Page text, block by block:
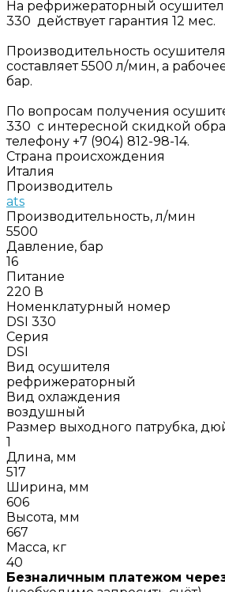
На рефрижераторный
330 действует гарантия 12 мес.
Производительность
составляет 5500 л/мин, а
бар.
По вопросам получения
330 с интересной скидкой
телефону +7 (904) 812-98-14.
Страна происхождения
Италия
Производитель
ats
Производительность, л/мин
5500
Давление, бар
16
Питание
220 В
Номенклатурный номер
DSI 330
Серия
DSI
Вид осушителя
рефрижераторный
Вид охлаждения
воздушный
Размер выходного патрубка,
1
Длина, мм
517
Ширина, мм
606
Высота, мм
667
Масса, кг
40
Безналичным платежом